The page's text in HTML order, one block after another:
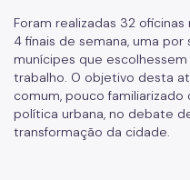
Foram realizadas 32
4 finais de semana, uma
munícipes que
trabalho. O objetivo desta
comum, pouco
política urbana, no debate
transformação da cidade.